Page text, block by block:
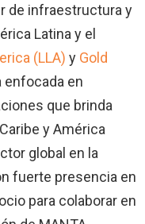
de infraestructura y
Latina y el
(LLA) y Gold
enfocada en
que brinda
y América
global en la
fuerte presencia en
para colaborar en